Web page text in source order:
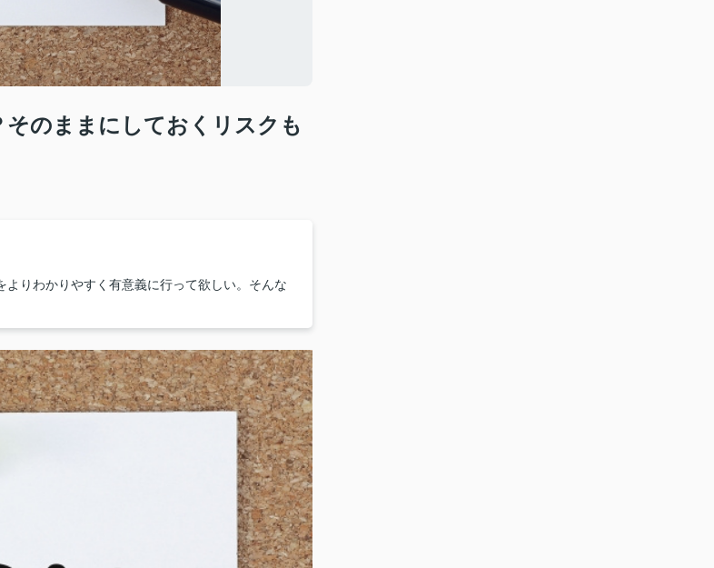
のままにしておくリスクも
りわかりやすく有意義に行って欲しい。そんな